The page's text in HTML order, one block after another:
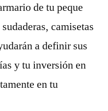
de tu peque
camisetas
a definir sus
y tu inversión en
en tu